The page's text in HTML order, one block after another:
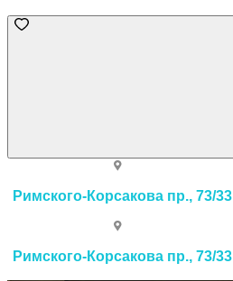
Римского-Корсакова пр., 73/33
Римского-Корсакова пр., 73/33